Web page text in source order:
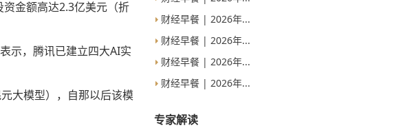
金额高达2.3亿美元（折
示，腾讯已建立四大AI实
大模型），自那以后该模
财经早餐 | 2026年...
财经早餐 | 2026年...
财经早餐 | 2026年...
财经早餐 | 2026年...
专家解读